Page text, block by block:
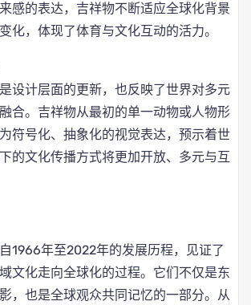
感的表达，吉祥物不断适应全球化背景
化，体现了体育与文化互动的活力。
设计层面的更新，也反映了世界对多元
合。吉祥物从最初的单一动物或人物形
符号化、抽象化的视觉表达，预示着世
的文化传播方式将更加开放、多元与互
1966年至2022年的发展历程，见证了
文化走向全球化的过程。它们不仅是东
，也是全球观众共同记忆的一部分。从